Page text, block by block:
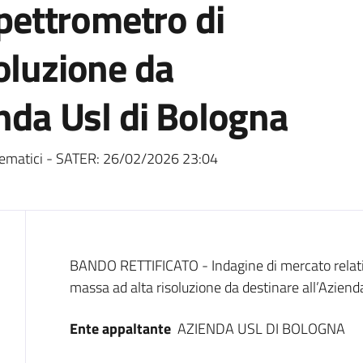
di
da
Usl di Bologna
- SATER: 26/02/2026 23:04
Dati del bando
BANDO RETTIFICATO - Indagine di mercato
massa ad alta risoluzione da destinare
Ente appaltante AZIENDA USL DI BOLOGNA